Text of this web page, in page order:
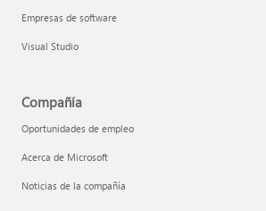
Empresas de software
Visual Studio
Compañía
Oportunidades de empleo
Acerca de Microsoft
Noticias de la compañía